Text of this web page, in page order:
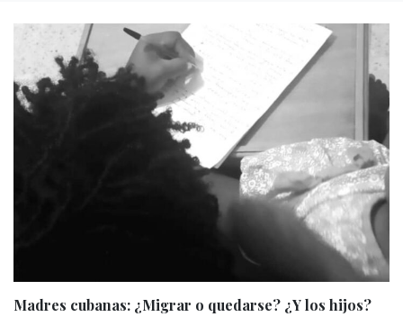
Madres cubanas: ¿Migrar o quedarse? ¿Y los hijos?